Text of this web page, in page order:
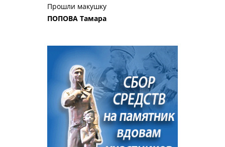
Прошли макушку
ПОПОВА Тамара